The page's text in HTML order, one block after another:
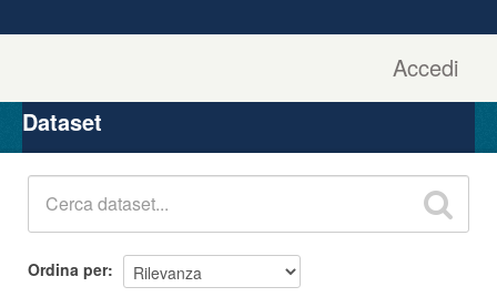
Accedi
Organizzazioni
Gruppi
Dataset
Ordina per